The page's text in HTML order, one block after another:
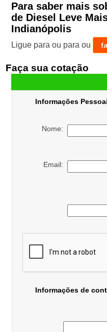
Para saber mais
de Diesel Leve
Indianópolis
Ligue para ou para ou
Faça sua cotação
Informações
Nome:
Email:
Informações de